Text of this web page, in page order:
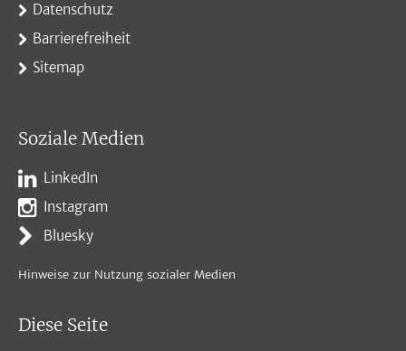
Datenschutz
Barrierefreiheit
Sitemap
Soziale Medien
LinkedIn
Instagram
Bluesky
Hinweise zur Nutzung sozialer Medien
Diese Seite